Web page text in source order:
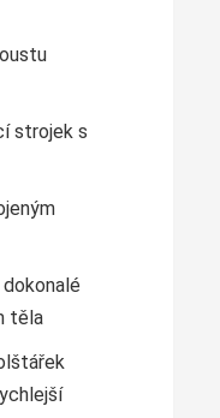
strojek s
těla